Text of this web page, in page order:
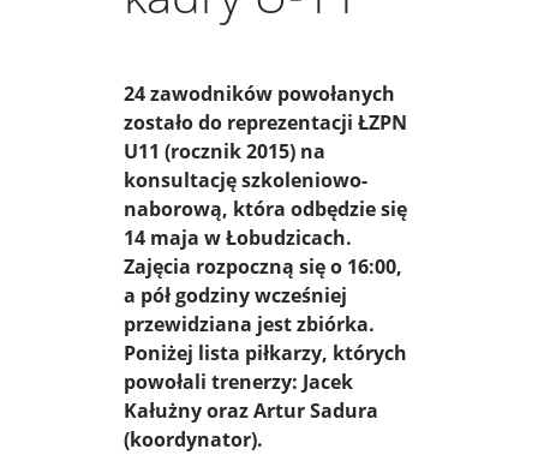
24 zawodników powołanych
zostało do reprezentacji ŁZPN
U11 (rocznik 2015) na
konsultację szkoleniowo-
naborową, która odbędzie się
14 maja w Łobudzicach.
Zajęcia rozpoczną się o 16:00,
a pół godziny wcześniej
przewidziana jest zbiórka.
Poniżej lista piłkarzy, których
powołali trenerzy: Jacek
Kałużny oraz Artur Sadura
(koordynator).